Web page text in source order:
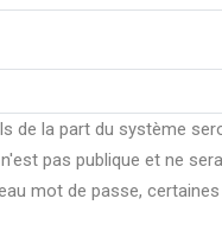
de la part du système
pas publique et ne sera
mot de passe, certaines